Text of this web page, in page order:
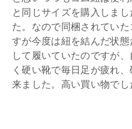
と同じサイズを購入しま
た。なので同梱されてい
すが今度は紐を結んだ状
して履いていたのですが
く硬い靴で毎日足が疲れ
来ました。高い買い物で